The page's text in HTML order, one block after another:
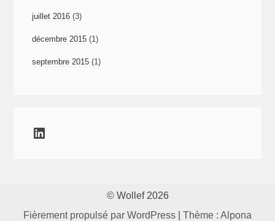
juillet 2016 (3)
décembre 2015 (1)
septembre 2015 (1)
LinkedIn
© Wollef 2026
Fièrement propulsé par WordPress
Thème : Alpona